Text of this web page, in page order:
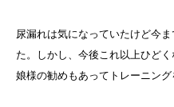
尿漏れは気になっていたけど今
た。しかし、今後これ以上ひど
娘様の勧めもあってトレーニング